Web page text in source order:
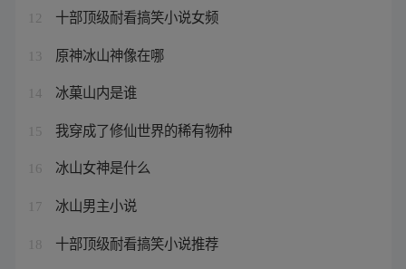
12 十部顶级耐看搞笑小说女频
13 原神冰山神像在哪
14 冰菓山内是谁
15 我穿成了修仙世界的稀有物种
16 冰山女神是什么
17 冰山男主小说
18 十部顶级耐看搞笑小说推荐